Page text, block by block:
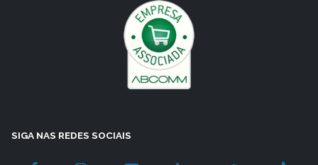
SIGA NAS REDES SOCIAIS